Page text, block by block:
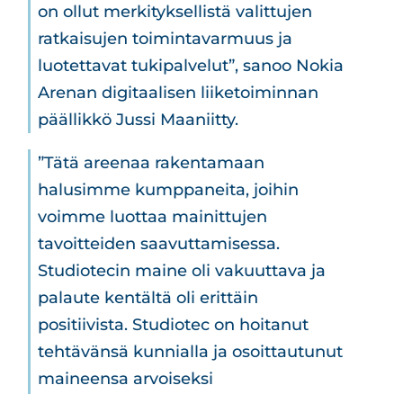
on ollut merkityksellistä valittujen
ratkaisujen toimintavarmuus ja
luotettavat tukipalvelut”, sanoo Nokia
Arenan digitaalisen liiketoiminnan
päällikkö Jussi Maaniitty.
”Tätä areenaa rakentamaan
halusimme kumppaneita, joihin
voimme luottaa mainittujen
tavoitteiden saavuttamisessa.
Studiotecin maine oli vakuuttava ja
palaute kentältä oli erittäin
positiivista. Studiotec on hoitanut
tehtävänsä kunnialla ja osoittautunut
maineensa arvoiseksi